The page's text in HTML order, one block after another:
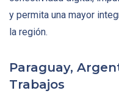
y permita una mayor
la región.
Paraguay,
Trabajos